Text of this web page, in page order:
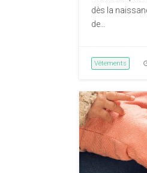
dès la
de…
Vêtements